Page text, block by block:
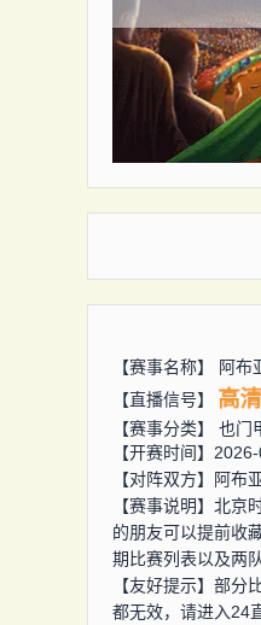
【赛事名称】
阿布
【直播信号】
高
【赛事分类】 也门
【开赛时间】
【对阵双方】
阿布
【赛事说明】北
的朋友可以提前收
期比赛列表以及两
【友好提示】部
都无效，请进入24